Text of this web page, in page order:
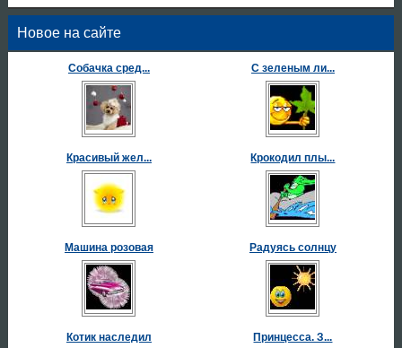
Новое на сайте
Собачка сред... С зеленым ли...
Красивый жел... Крокодил плы...
Машина розовая Радуясь солнцу
Котик наследил Принцесса. З...